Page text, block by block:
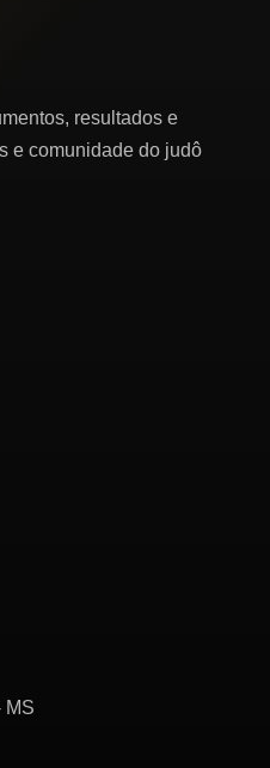
resultados e
e comunidade do judô
MS